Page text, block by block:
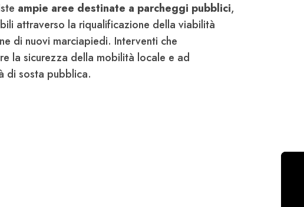
ampie aree destinate a parcheggi pubblici,
attraverso la riqualificazione della viabilità
di nuovi marciapiedi. Interventi che
la sicurezza della mobilità locale e ad
di sosta pubblica.